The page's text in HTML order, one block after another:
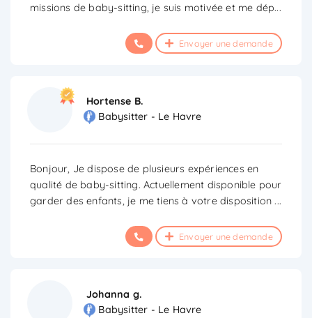
missions de baby-sitting, je suis motivée et me dép...
Envoyer une demande
Hortense B.
Babysitter - Le Havre
Bonjour, Je dispose de plusieurs expériences en
qualité de baby-sitting. Actuellement disponible pour
garder des enfants, je me tiens à votre disposition...
Envoyer une demande
Johanna g.
Babysitter - Le Havre